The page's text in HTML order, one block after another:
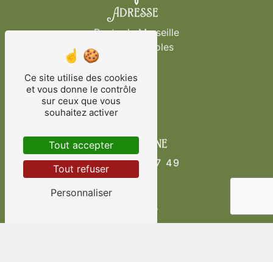
Adresse
Route de Marseille
83170 Brignoles
Téléphone
04 94 69 97 49
Ce site utilise des cookies
et vous donne le contrôle
sur ceux que vous
souhaitez activer
Tout accepter
Tout refuser
Personnaliser